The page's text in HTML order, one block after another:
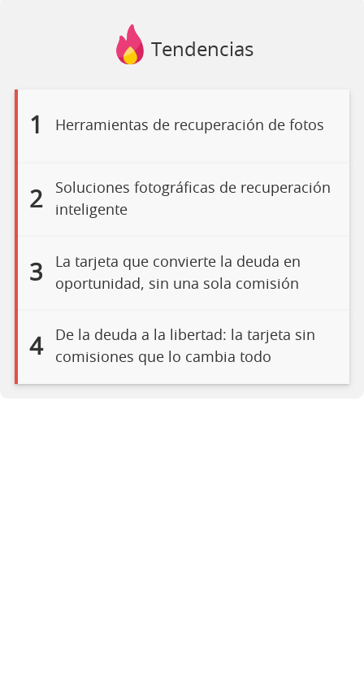
Tendencias
1 Herramientas de recuperación de fotos
2
Soluciones fotográficas de recuperación
inteligente
3
La tarjeta que convierte la deuda en
oportunidad, sin una sola comisión
4
De la deuda a la libertad: la tarjeta sin
comisiones que lo cambia todo